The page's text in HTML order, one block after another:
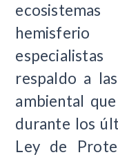
respaldo a
ambiental
durante los
Ley de